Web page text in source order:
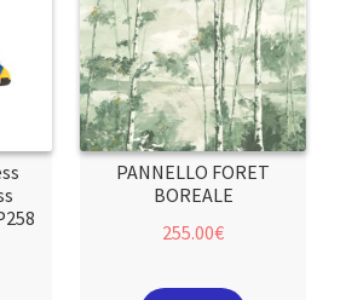
PANNELLO FORET
BOREALE
255.00€